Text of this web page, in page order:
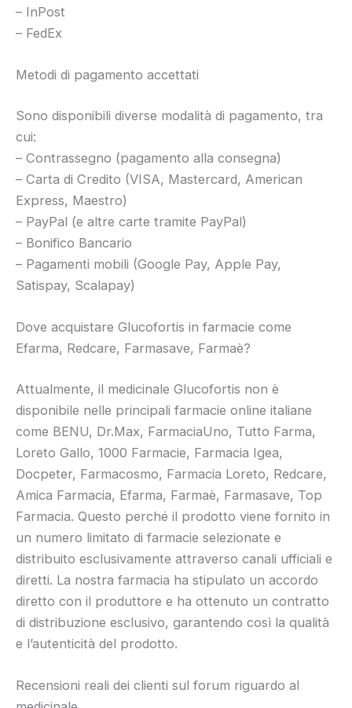
– InPost
– FedEx
Metodi di pagamento accettati
Sono disponibili diverse modalità di pagamento, tra
cui:
– Contrassegno (pagamento alla consegna)
– Carta di Credito (VISA, Mastercard, American
Express, Maestro)
– PayPal (e altre carte tramite PayPal)
– Bonifico Bancario
– Pagamenti mobili (Google Pay, Apple Pay,
Satispay, Scalapay)
Dove acquistare Glucofortis in farmacie come
Efarma, Redcare, Farmasave, Farmaè?
Attualmente, il medicinale Glucofortis non è
disponibile nelle principali farmacie online italiane
come BENU, Dr.Max, FarmaciaUno, Tutto Farma,
Loreto Gallo, 1000 Farmacie, Farmacia Igea,
Docpeter, Farmacosmo, Farmacia Loreto, Redcare,
Amica Farmacia, Efarma, Farmaè, Farmasave, Top
Farmacia. Questo perché il prodotto viene fornito in
un numero limitato di farmacie selezionate e
distribuito esclusivamente attraverso canali ufficiali e
diretti. La nostra farmacia ha stipulato un accordo
diretto con il produttore e ha ottenuto un contratto
di distribuzione esclusivo, garantendo così la qualità
e l’autenticità del prodotto.
Recensioni reali dei clienti sul forum riguardo al